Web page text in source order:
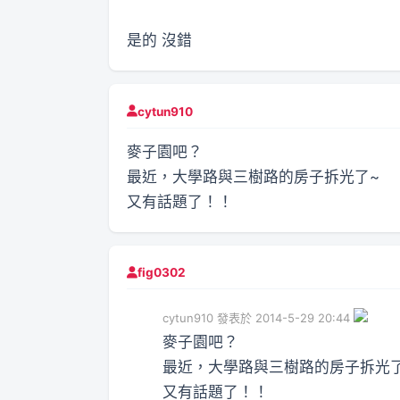
是的 沒錯
cytun910
麥子園吧？
最近，大學路與三樹路的房子拆光了~
又有話題了！！
fig0302
cytun910 發表於 2014-5-29 20:44
麥子園吧？
最近，大學路與三樹路的房子拆光
又有話題了！！